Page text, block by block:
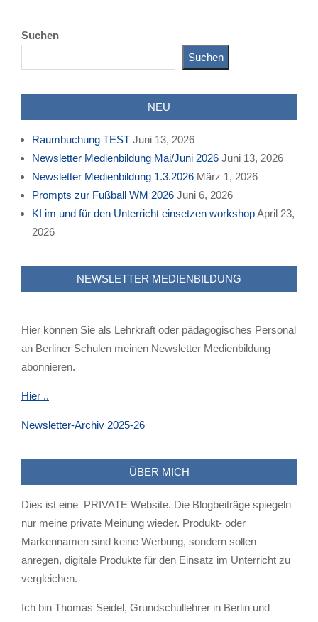
09
Suchen
Suchen
NEU
Raumbuchung TEST Juni 13, 2026
Newsletter Medienbildung Mai/Juni 2026 Juni 13, 2026
Newsletter Medienbildung 1.3.2026 März 1, 2026
Prompts zur Fußball WM 2026 Juni 6, 2026
KI im und für den Unterricht einsetzen workshopApril 23,
2026
NEWSLETTER MEDIENBILDUNG
Hier können Sie als Lehrkraft oder pädagogisches Personal
an Berliner Schulen meinen Newsletter Medienbildung
abonnieren.
Hier ..
Newsletter-Archiv 2025-26
ÜBER MICH
Dies ist eine PRIVATE Website. Die Blogbeiträge spiegeln
nur meine private Meinung wieder. Produkt- oder
Markennamen sind keine Werbung, sondern sollen
anregen, digitale Produkte für den Einsatz im Unterricht zu
vergleichen.
Ich bin Thomas Seidel, Grundschullehrer in Berlin und